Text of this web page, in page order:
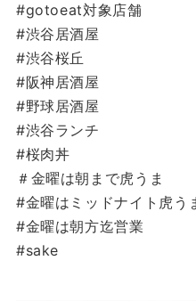
#gotoeat対象店舗
#渋谷居酒屋
#渋谷桜丘
#阪神居酒屋
#野球居酒屋
#渋谷ランチ
#桜肉丼
＃金曜は朝まで虎うま
#金曜はミッドナイト虎う
#金曜は朝方迄営業
#sake